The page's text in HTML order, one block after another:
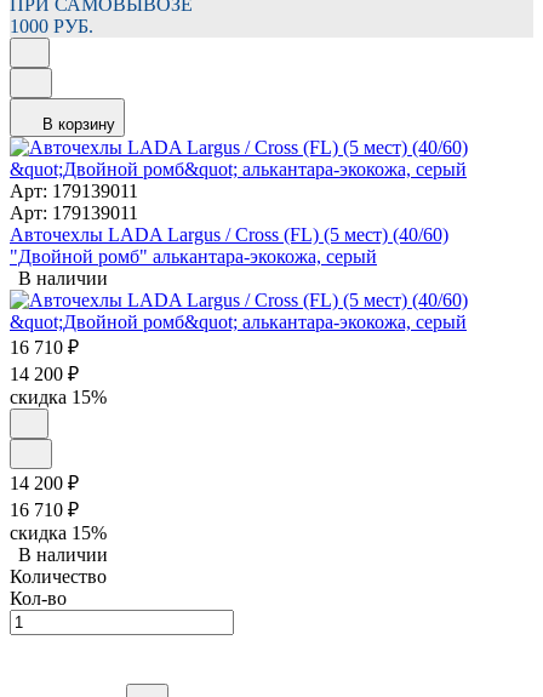
ПРИ САМОВЫВОЗЕ
1000 РУБ.
В корзину
Арт: 179139011
Арт: 179139011
Авточехлы LADA Largus / Cross (FL) (5 мест) (40/60)
"Двойной ромб" алькантара-экокожа, серый
В наличии
16 710 ₽
14 200 ₽
скидка 15%
14 200 ₽
16 710 ₽
скидка 15%
В наличии
Количество
Кол-во